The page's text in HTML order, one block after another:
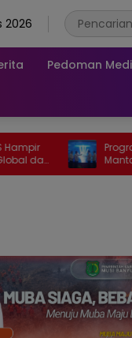
2026
Pedoman
Program
Mantap
Jelaskan